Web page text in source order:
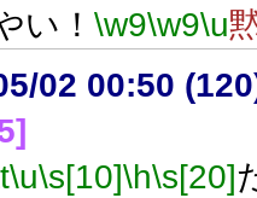
い！ \w9\w9\u
02 00:50
\u\s[10]\h\s[20]